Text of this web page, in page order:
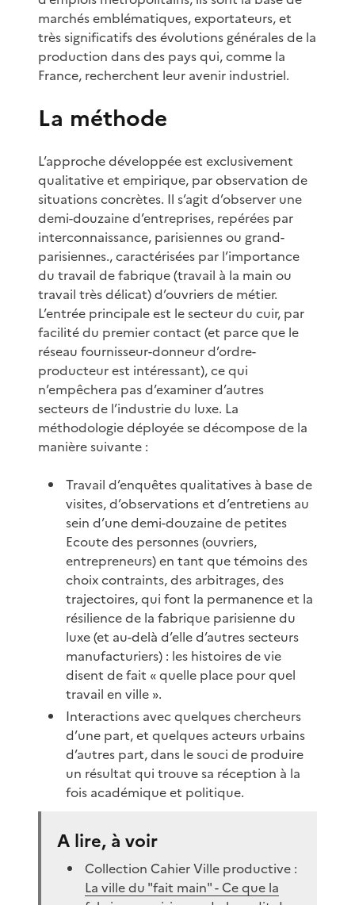
marchés emblématiques, exportateurs, et
très significatifs des évolutions générales de la
production dans des pays qui, comme la
France, recherchent leur avenir industriel.
La méthode
L’approche développée est exclusivement
qualitative et empirique, par observation de
situations concrètes. Il s’agit d’observer une
demi-douzaine d’entreprises, repérées par
interconnaissance, parisiennes ou grand-
parisiennes., caractérisées par l’importance
du travail de fabrique (travail à la main ou
travail très délicat) d’ouvriers de métier.
L’entrée principale est le secteur du cuir, par
facilité du premier contact (et parce que le
réseau fournisseur-donneur d’ordre-
producteur est intéressant), ce qui
n’empêchera pas d’examiner d’autres
secteurs de l’industrie du luxe. La
méthodologie déployée se décompose de la
manière suivante :
Travail d’enquêtes qualitatives à base de
visites, d’observations et d’entretiens au
sein d’une demi-douzaine de petites
Ecoute des personnes (ouvriers,
entrepreneurs) en tant que témoins des
choix contraints, des arbitrages, des
trajectoires, qui font la permanence et la
résilience de la fabrique parisienne du
luxe (et au-delà d’elle d’autres secteurs
manufacturiers) : les histoires de vie
disent de fait « quelle place pour quel
travail en ville ».
Interactions avec quelques chercheurs
d’une part, et quelques acteurs urbains
d’autres part, dans le souci de produire
un résultat qui trouve sa réception à la
fois académique et politique.
A lire, à voir
Collection Cahier Ville productive :
La ville du "fait main" - Ce que la